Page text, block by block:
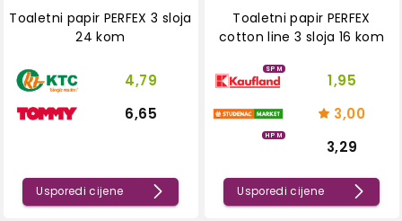
Toaletni papir PERFEX 3 sloja
24 kom
4,79
6,65
Usporedi cijene
Toaletni papir PERFEX
cotton line 3 sloja 16 kom
SPM
1,95
3,00
HPM
3,29
Usporedi cijene